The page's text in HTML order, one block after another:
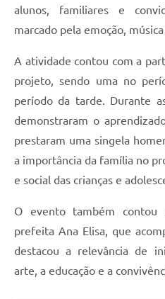
alunos, familiares e
marcado pela emoção,
A atividade contou com a
projeto, sendo uma no
período da tarde. Durante
demonstraram o
prestaram uma singela
a importância da família no
e social das crianças e
O evento também contou
prefeita Ana Elisa, que
destacou a relevância de
arte, a educação e a